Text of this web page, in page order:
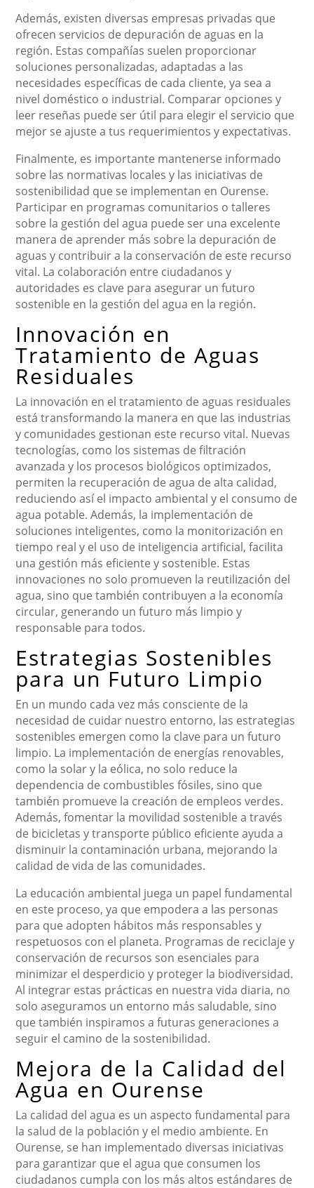
Además, existen diversas empresas privadas que
ofrecen servicios de depuración de aguas en la
región. Estas compañías suelen proporcionar
soluciones personalizadas, adaptadas a las
necesidades específicas de cada cliente, ya sea a
nivel doméstico o industrial. Comparar opciones y
leer reseñas puede ser útil para elegir el servicio que
mejor se ajuste a tus requerimientos y expectativas.
Finalmente, es importante mantenerse informado
sobre las normativas locales y las iniciativas de
sostenibilidad que se implementan en Ourense.
Participar en programas comunitarios o talleres
sobre la gestión del agua puede ser una excelente
manera de aprender más sobre la depuración de
aguas y contribuir a la conservación de este recurso
vital. La colaboración entre ciudadanos y
autoridades es clave para asegurar un futuro
sostenible en la gestión del agua en la región.
Innovación en
Tratamiento de Aguas
Residuales
La innovación en el tratamiento de aguas residuales
está transformando la manera en que las industrias
y comunidades gestionan este recurso vital. Nuevas
tecnologías, como los sistemas de filtración
avanzada y los procesos biológicos optimizados,
permiten la recuperación de agua de alta calidad,
reduciendo así el impacto ambiental y el consumo de
agua potable. Además, la implementación de
soluciones inteligentes, como la monitorización en
tiempo real y el uso de inteligencia artificial, facilita
una gestión más eficiente y sostenible. Estas
innovaciones no solo promueven la reutilización del
agua, sino que también contribuyen a la economía
circular, generando un futuro más limpio y
responsable para todos.
Estrategias Sostenibles
para un Futuro Limpio
En un mundo cada vez más consciente de la
necesidad de cuidar nuestro entorno, las estrategias
sostenibles emergen como la clave para un futuro
limpio. La implementación de energías renovables,
como la solar y la eólica, no solo reduce la
dependencia de combustibles fósiles, sino que
también promueve la creación de empleos verdes.
Además, fomentar la movilidad sostenible a través
de bicicletas y transporte público eficiente ayuda a
disminuir la contaminación urbana, mejorando la
calidad de vida de las comunidades.
La educación ambiental juega un papel fundamental
en este proceso, ya que empodera a las personas
para que adopten hábitos más responsables y
respetuosos con el planeta. Programas de reciclaje y
conservación de recursos son esenciales para
minimizar el desperdicio y proteger la biodiversidad.
Al integrar estas prácticas en nuestra vida diaria, no
solo aseguramos un entorno más saludable, sino
que también inspiramos a futuras generaciones a
seguir el camino de la sostenibilidad.
Mejora de la Calidad del
Agua en Ourense
La calidad del agua es un aspecto fundamental para
la salud de la población y el medio ambiente. En
Ourense, se han implementado diversas iniciativas
para garantizar que el agua que consumen los
ciudadanos cumpla con los más altos estándares de